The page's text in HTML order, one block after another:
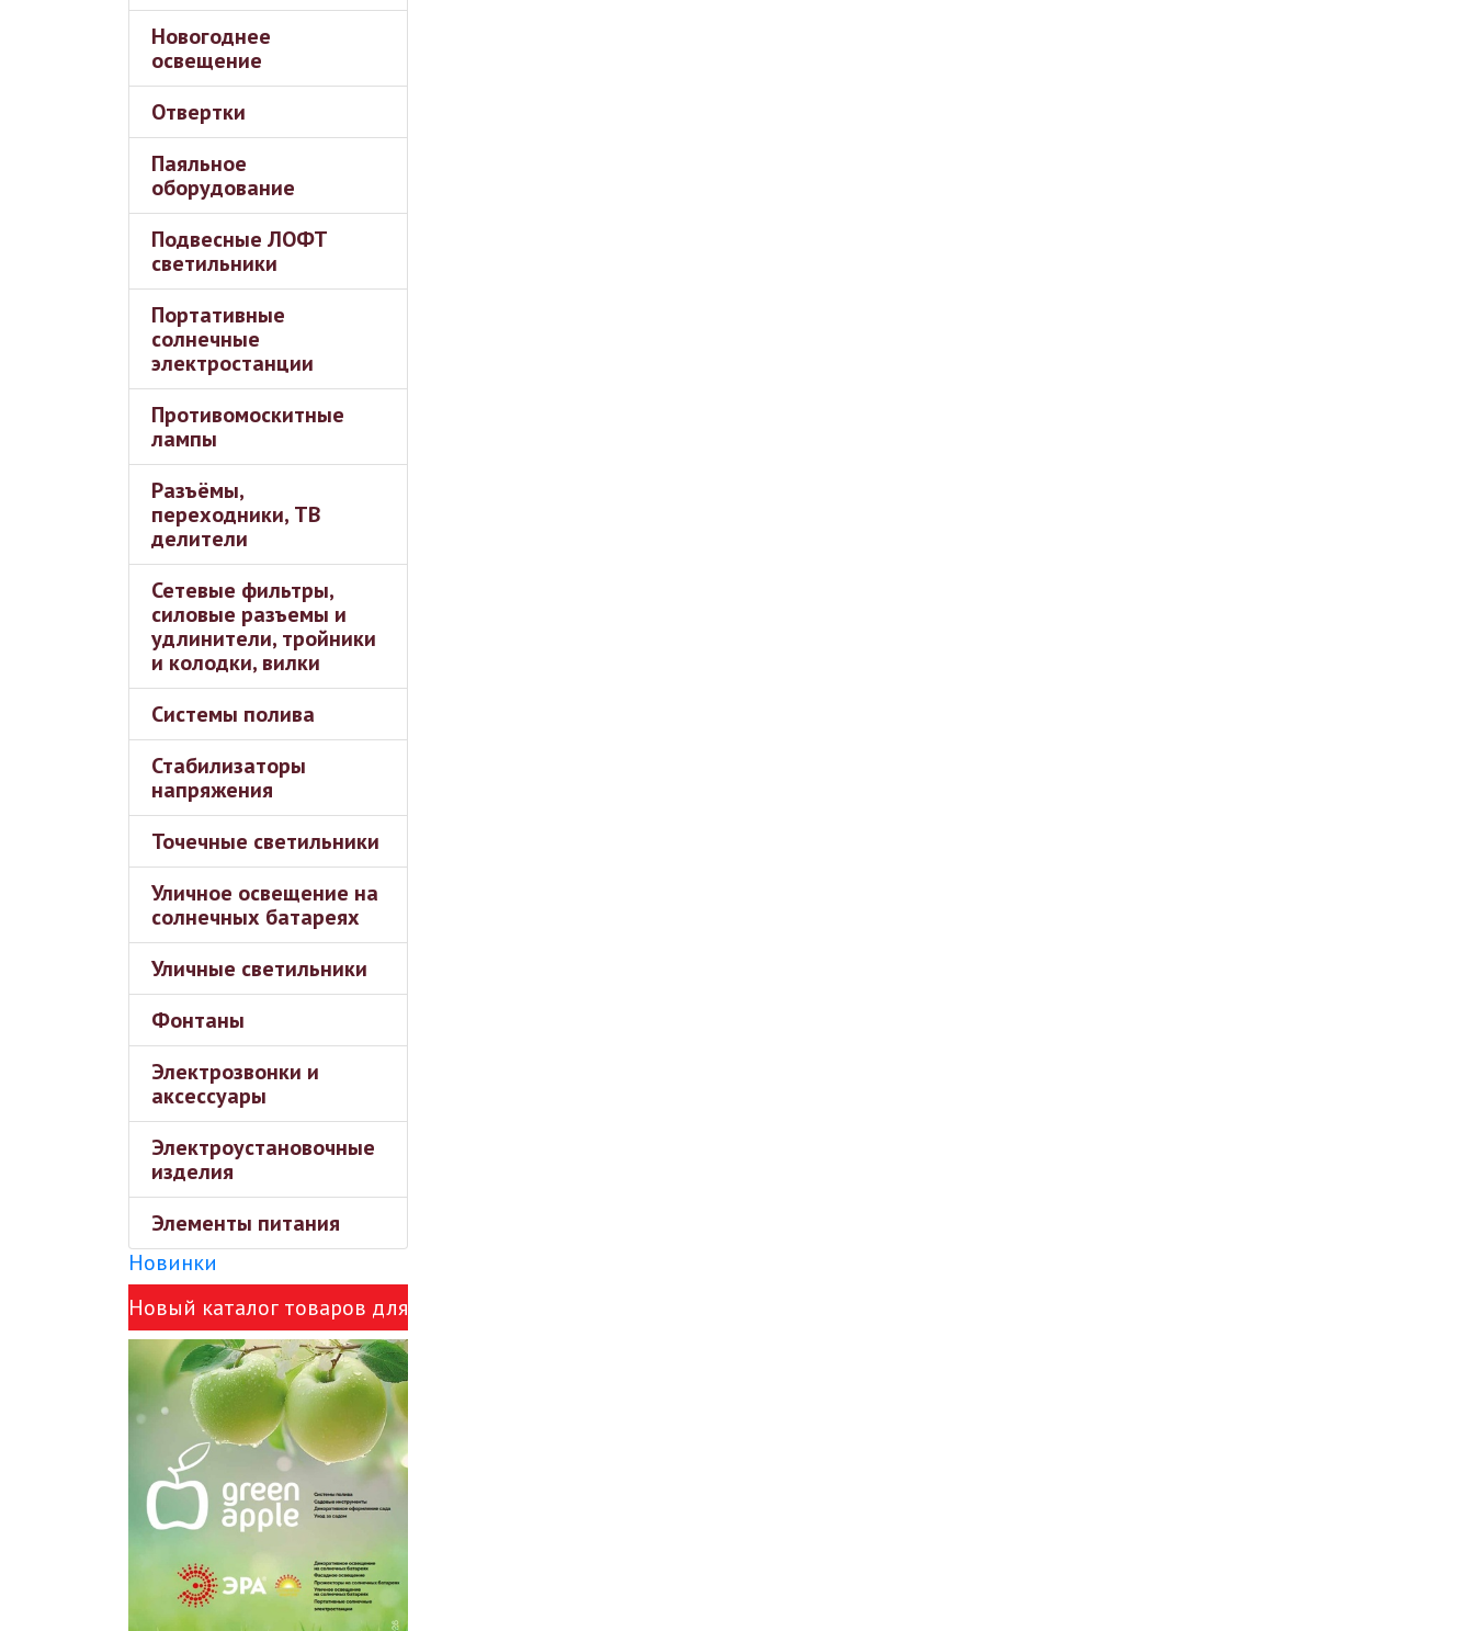
Новогоднее
освещение
Отвертки
Паяльное
оборудование
Подвесные ЛОФТ
светильники
Портативные
солнечные
электростанции
Противомоскитные
лампы
Разъёмы,
переходники, ТВ
делители
Сетевые фильтры,
силовые разъемы и
удлинители, тройники
и колодки, вилки
Системы полива
Стабилизаторы
напряжения
Точечные светильники
Уличное освещение на
солнечных батареях
Уличные светильники
Фонтаны
Электрозвонки и
аксессуары
Электроустановочные
изделия
Элементы питания
Новинки
Новый каталог товаров для
сада Green Apple и ЭРА!